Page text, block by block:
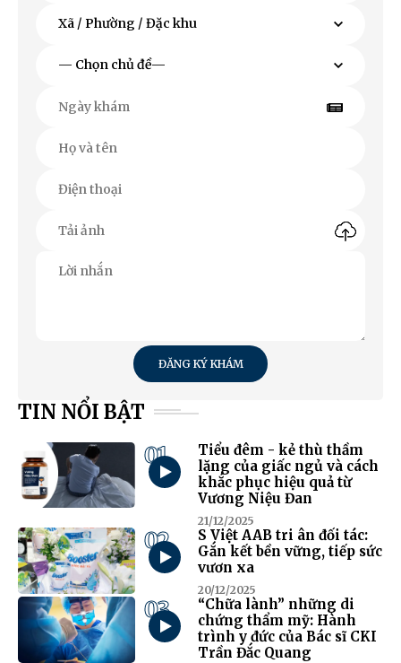
ĐĂNG KÝ KHÁM
TIN NỔI BẬT
01
Tiểu đêm - kẻ thù thầm
lặng của giấc ngủ và cách
khắc phục hiệu quả từ
Vương Niệu Đan
21/12/2025
02
S Việt AAB tri ân đối tác:
Gắn kết bền vững, tiếp sức
vươn xa
20/12/2025
03
“Chữa lành” những di
chứng thẩm mỹ: Hành
trình y đức của Bác sĩ CKI
Trần Đắc Quang